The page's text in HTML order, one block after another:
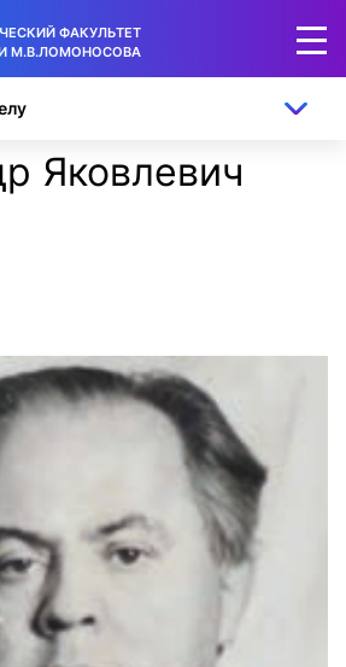
ФАКУЛЬТЕТ
М.В.ЛОМОНОСОВА
Яковлевич